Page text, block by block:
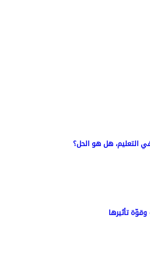
التعليم، هل هو الحل؟
تأثيرها